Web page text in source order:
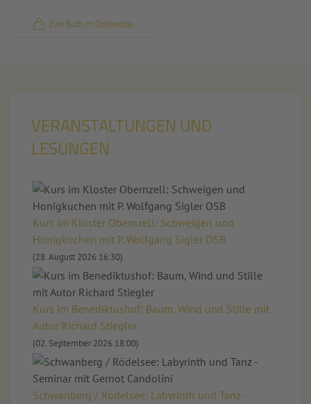
Zum Buch im Onlineshop
VERANSTALTUNGEN UND
LESUNGEN
Kurs im Kloster Obernzell: Schweigen und
Honigkuchen mit P. Wolfgang Sigler OSB
(28. August 2026 16:30)
Kurs im Benediktushof: Baum, Wind und Stille mit
Autor Richard Stiegler
(02. September 2026 18:00)
Schwanberg / Rödelsee: Labyrinth und Tanz -